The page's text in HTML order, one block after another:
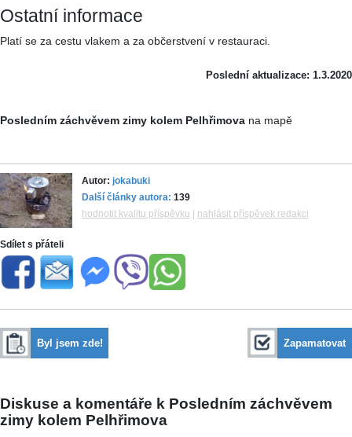
Ostatní informace
Platí se za cestu vlakem a za občerstvení v restauraci.
Poslední aktualizace: 1.3.2020
Posledním záchvěvem zimy kolem Pelhřimova na mapě
Autor: jokabuki
Další články autora: 139
hodnotit kvalitu příspěvku
nahlásit příspěvek redakci
Sdílet s přáteli
Byl jsem zde! Zapamatovat
Diskuse a komentáře k Posledním záchvěvem
zimy kolem Pelhřimova